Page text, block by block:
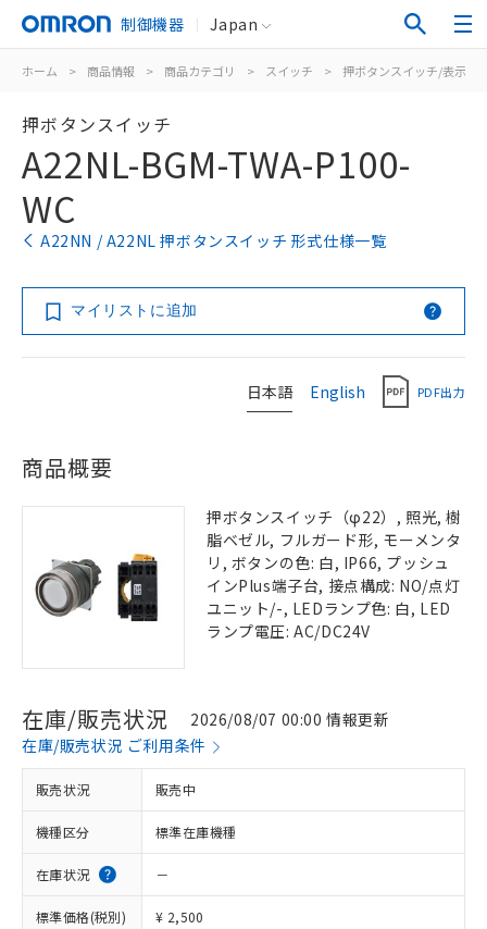
制御機器 Japan
ホーム > 商品情報 > 商品カテゴリ > スイッチ > 押ボタンスイッチ/表示灯
押ボタンスイッチ
A22NL-BGM-TWA-P100-
WC
A22NN / A22NL 押ボタンスイッチ 形式仕様一覧
マイリストに追加
日本語 English PDF出力
商品概要
押ボタンスイッチ（φ22）, 照光, 樹
脂ベゼル, フルガード形, モーメンタ
リ, ボタンの色: 白, IP66, プッシュ
インPlus端子台, 接点構成: NO/点灯
ユニット/-, LEDランプ色: 白, LED
ランプ電圧: AC/DC24V
在庫/販売状況
2026/08/07 00:00 情報更新
在庫/販売状況 ご利用条件
販売状況 販売中
機種区分 標準在庫機種
在庫状況 －
標準価格(税別) ¥ 2,500